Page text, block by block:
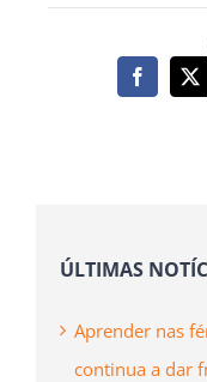
Facebook
X
ÚLTIMAS
Aprender nas
continua a dar